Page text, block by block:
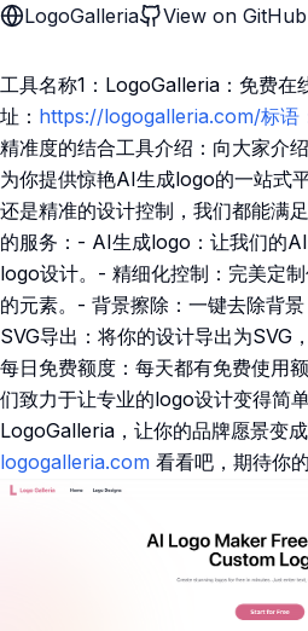
LogoGalleria View on GitHub
工具名称1：LogoGalleria：免费在
址： https://logogalleria.com/标语
精准度的结合工具介绍：向大家介
为你提供惊艳AI生成logo的一站式
还是精准的设计控制，我们都能满
的服务：- AI生成logo：让我们的
logo设计。- 精细化控制：完美定
的元素。- 背景擦除：一键去除背
SVG导出：将你的设计导出为SVG
每日免费额度：每天都有免费使用
们致力于让专业的logo设计变得简
LogoGalleria，让你的品牌愿景变
logogalleria.com 看看吧，期待你